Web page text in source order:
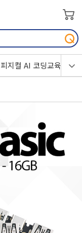
피지컬 AI 코딩교육